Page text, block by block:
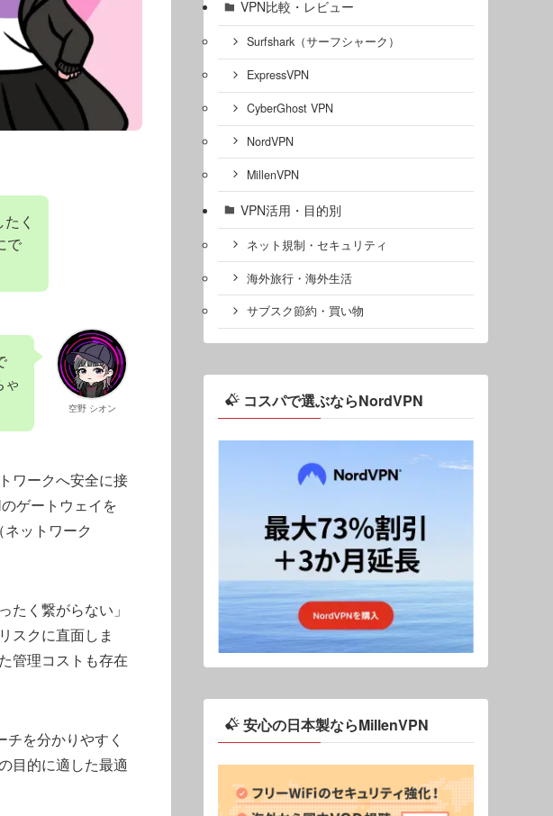
く
で
空野 シオン
ゃ
ワークへ安全に接
ゲートウェイを
ットワーク
たく繋がらない」
スクに直面しま
管理コストも存在
を分かりやすく
目的に適した最適
VPN比較・レビュー
Surfshark（サーフシャーク）
ExpressVPN
CyberGhost VPN
NordVPN
MillenVPN
VPN活用・目的別
ネット規制・セキュリティ
海外旅行・海外生活
サブスク節約・買い物
コスパで選ぶならNordVPN
安心の日本製ならMillenVPN